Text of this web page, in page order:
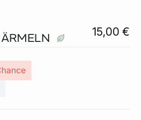
15,00 €